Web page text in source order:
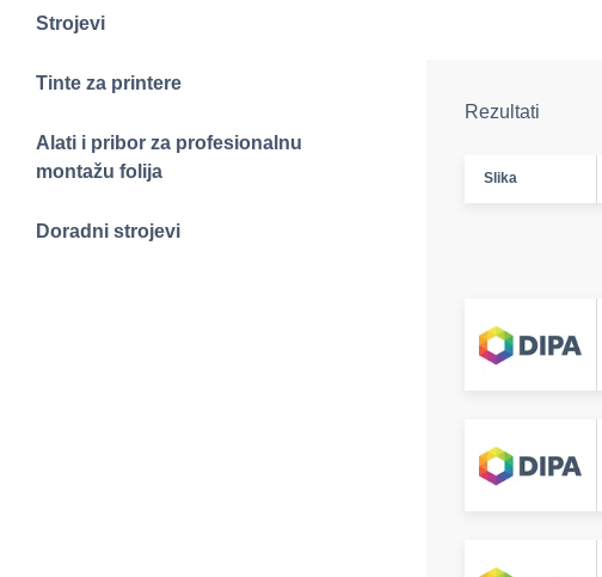
Strojevi
Tinte za printere
Alati i pribor za profesionalnu
montažu folija
Doradni strojevi
Rezultati
Slika